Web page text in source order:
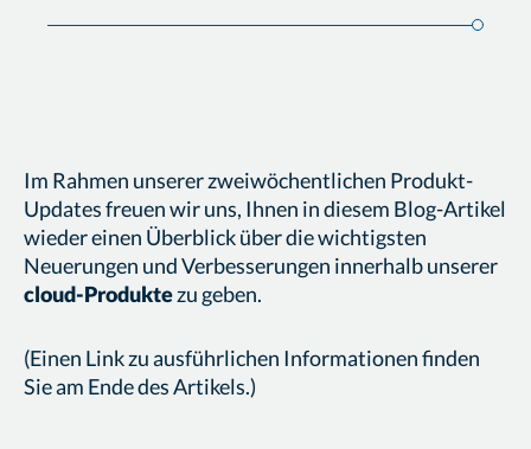
Im Rahmen unserer zweiwöchentlichen Produkt-
Updates freuen wir uns, Ihnen in diesem Blog-Artikel
wieder einen Überblick über die wichtigsten
Neuerungen und Verbesserungen innerhalb unserer
cloud-Produktezu geben.
(Einen Link zu ausführlichen Informationen finden
Sie am Ende des Artikels.)